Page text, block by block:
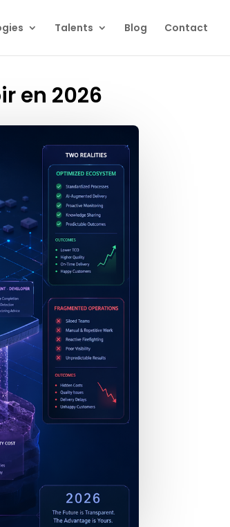
Talents Blog Contact
en 2026